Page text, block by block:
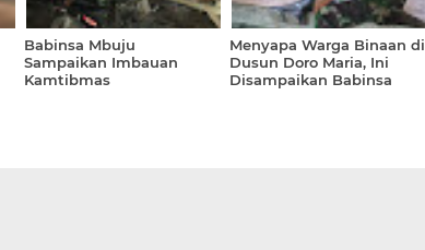
Babinsa Mbuju
Sampaikan Imbauan
Kamtibmas
Menyapa Warga Binaan di
Dusun Doro Maria, Ini
Disampaikan Babinsa